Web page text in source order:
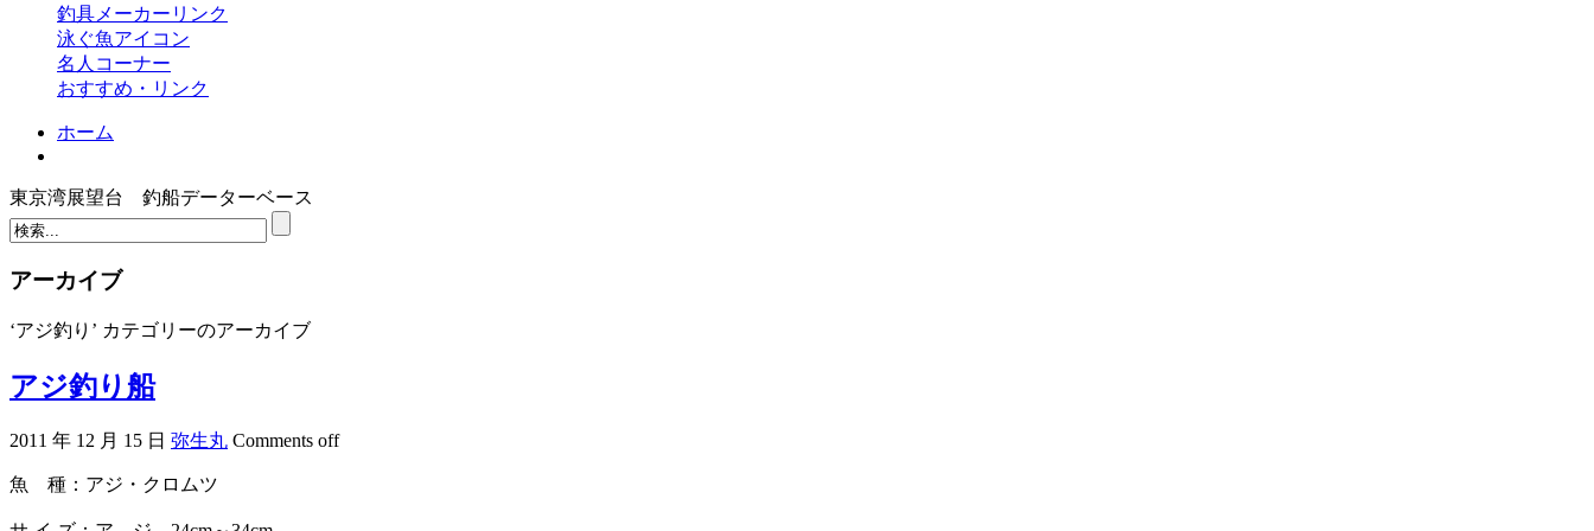
釣具メーカーリンク
泳ぐ魚アイコン
名人コーナー
おすすめ・リンク
ホーム
東京湾展望台 釣船データーベース
アーカイブ
‘アジ釣り’ カテゴリーのアーカイブ
アジ釣り船
2011 年 12 月 15 日 弥生丸 Comments off
魚 種：アジ・クロムツ